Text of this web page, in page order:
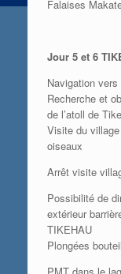
Falaises
Jour 5 et 6
Navigation
Recherche et
de l’atoll de
Visite du
oiseaux
Arrêt visite
Possibilité de
extérieur
TIKEHAU
Plongées